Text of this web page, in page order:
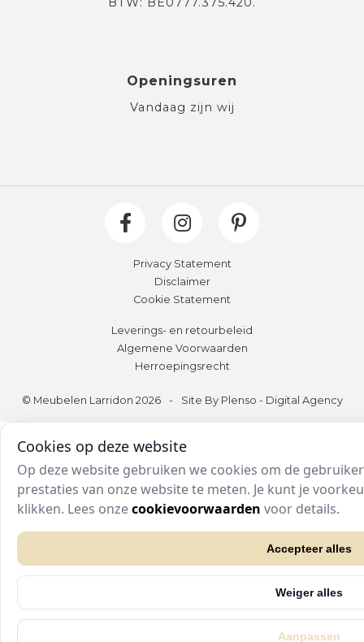
Openingsuren
Vandaag zijn wij
Privacy Statement
Disclaimer
Cookie Statement
Leverings- en retourbeleid
Algemene Voorwaarden
Herroepingsrecht
© Meubelen Larridon 2026 - Site By Plenso - Digital Agency
Cookies op deze website
Op deze website gebruiken we cookies om de
prestaties van onze website te meten. Je kunt je
klikken. Lees onzecookievoorwaarden voor details.
Accepteer alles
Weiger alles
Aanpassen